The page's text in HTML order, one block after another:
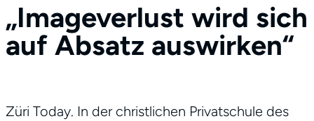
„Imageverlust wird sich
auf Absatz auswirken“
Züri Today. In der christlichen Privatschule des